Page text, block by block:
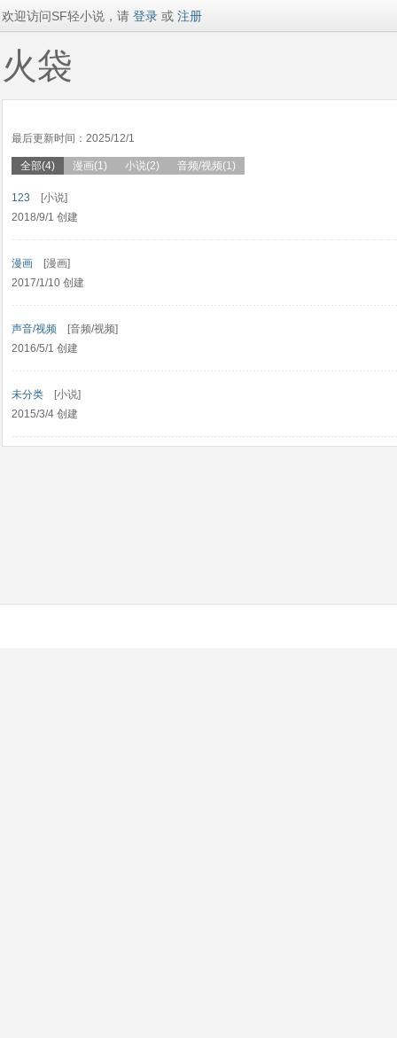
欢迎访问SF轻小说，请 登录 或 注册
火袋
最后更新时间：2025/12/1
全部(4) 漫画(1) 小说(2) 音频/视频(1)
123 [小说]
2018/9/1 创建
漫画 [漫画]
2017/1/10 创建
声音/视频 [音频/视频]
2016/5/1 创建
未分类 [小说]
2015/3/4 创建